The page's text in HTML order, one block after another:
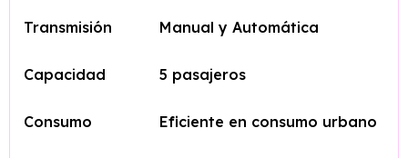
Transmisión Manual y Automática
Capacidad 5 pasajeros
Consumo Eficiente en consumo urbano